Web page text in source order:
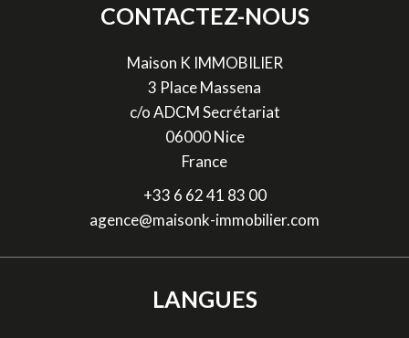
CONTACTEZ-NOUS
Maison K IMMOBILIER
3 Place Massena
c/o ADCM Secrétariat
06000Nice
France
+33 6 62 41 83 00
agence@maisonk-immobilier.com
LANGUES